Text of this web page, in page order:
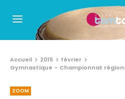
Accueil 2015
février
Gymnastique – Championnat
ZOOM